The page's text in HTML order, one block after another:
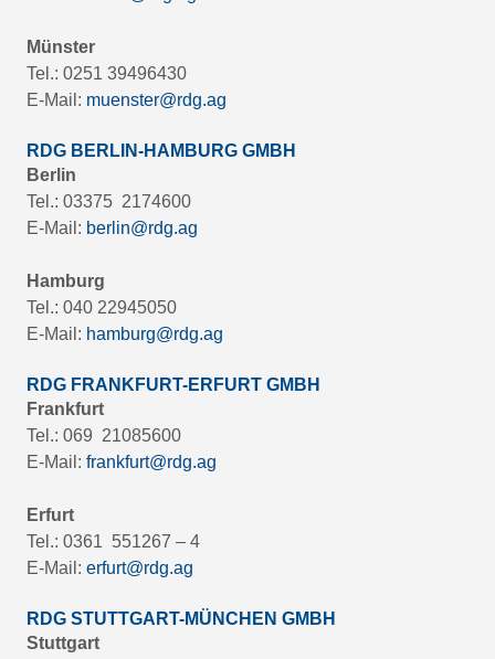
Münster
Tel.: 0251 39496430
E-Mail: muenster@rdg.ag
RDG BERLIN-HAMBURG GMBH
Berlin
Tel.: 03375 2174600
E-Mail: berlin@rdg.ag
Hamburg
Tel.: 040 22945050
E-Mail: hamburg@rdg.ag
RDG FRANKFURT-ERFURT GMBH
Frankfurt
Tel.: 069 21085600
E-Mail: frankfurt@rdg.ag
Erfurt
Tel.: 0361 551267 – 4
E-Mail: erfurt@rdg.ag
RDG STUTTGART-MÜNCHEN GMBH
Stuttgart